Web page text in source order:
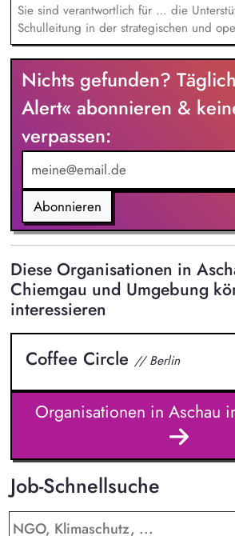
Sie sind verantwortlich für … die
Schulleitung in der strategischen und
des Schulbetriebs die Mitwirkung an der
Weiterentwicklung sowie an der
Umsetzung moderner didaktischer
Begleitung und Unterstützung des
Förderung einer professionellen,
Zusammenarbeit die Übernahme eigener
Theorie und Praxis die Pflege und den
Zusammenarbeit mit Praxispartnern und
Nichts gefunden?
Alert« abonnieren &
verpassen:
Abonnieren
Diese Organisationen in
Chiemgau und Umgebung
interessieren
Coffee Circle // Berlin
Organisationen in Aschau
Job-Schnellsuche